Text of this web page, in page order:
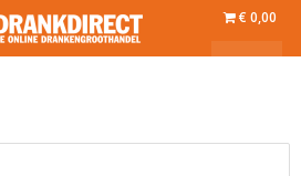
€ 0,00